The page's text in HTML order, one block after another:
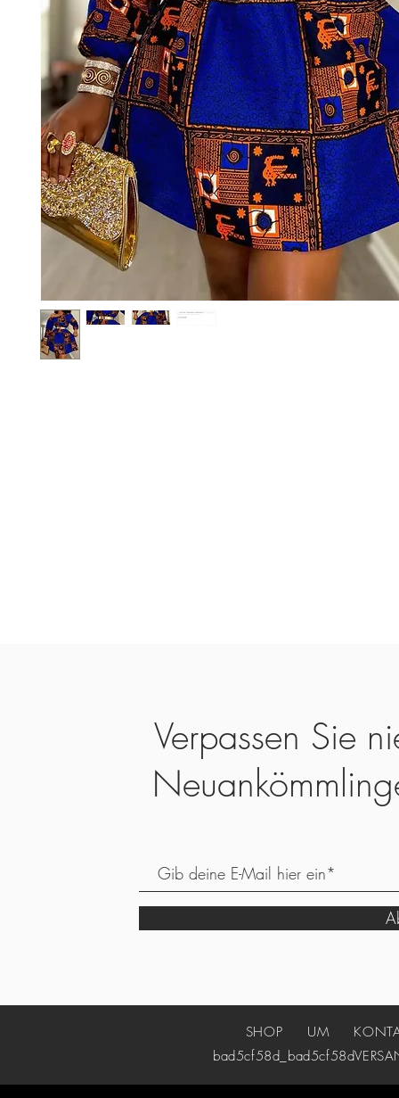
Verpassen Sie
SHOP UM
bad5cf58d_bad5cf58d